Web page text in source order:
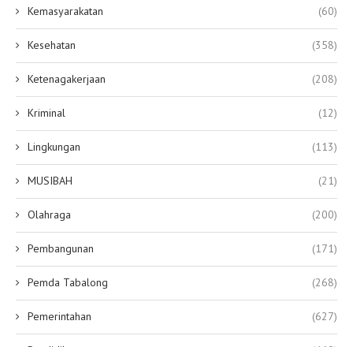
Kemasyarakatan (60)
Kesehatan (358)
Ketenagakerjaan (208)
Kriminal (12)
Lingkungan (113)
MUSIBAH (21)
Olahraga (200)
Pembangunan (171)
Pemda Tabalong (268)
Pemerintahan (627)